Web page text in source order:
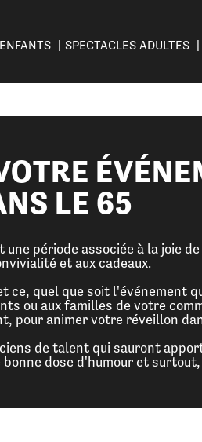
SPECTACLES ADULTES
LE 65
période associée à la joie
et aux cadeaux.
ce, quel que soit l'événement
ou aux familles de votre
pour animer votre réveillon
de talent qui sauront
dose d'humour et